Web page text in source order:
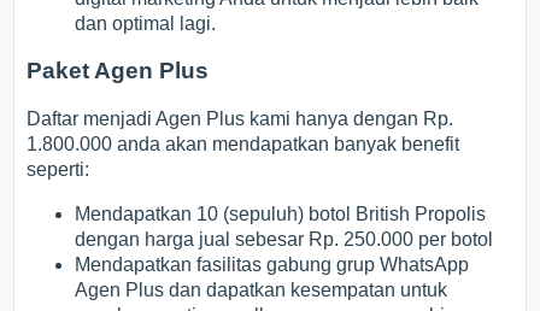
dan optimal lagi.
Paket Agen Plus
Daftar menjadi Agen Plus kami hanya dengan Rp.
1.800.000 anda akan mendapatkan banyak benefit
seperti:
Mendapatkan 10 (sepuluh) botol British Propolis
dengan harga jual sebesar Rp. 250.000 per botol
Mendapatkan fasilitas gabung grup WhatsApp
Agen Plus dan dapatkan kesempatan untuk